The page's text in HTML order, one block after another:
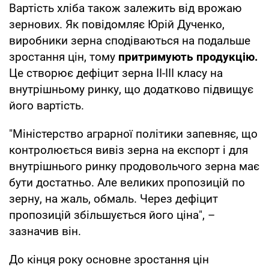
Вартість хліба також залежить від врожаю
зернових. Як повідомляє Юрій Дученко,
виробники зерна сподіваються на подальше
зростання цін, тому притримують продукцію.
Це створює дефіцит зерна II-III класу на
внутрішньому ринку, що додатково підвищує
його вартість.
"Міністерство аграрної політики запевняє, що
контролюється вивіз зерна на експорт і для
внутрішнього ринку продовольчого зерна має
бути достатньо. Але великих пропозицій по
зерну, на жаль, обмаль. Через дефіцит
пропозицій збільшується його ціна", –
зазначив він.
До кінця року основне зростання цін